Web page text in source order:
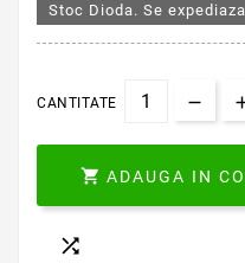
Stoc Dioda. Se
CANTITATE
 ADAUGA IN
